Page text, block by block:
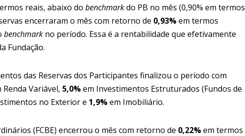
reais, abaixo do benchmarkdo PB no mês (0,90% em termos
encerraram o mês com retorno de 0,93%em termos
benchmark no período. Essa é a rentabilidade que efetivamente
Fundação.
das Reservas dos Participantes finalizou o período com
Renda Variável, 5,0%em Investimentos Estruturados (Fundos de
no Exterior e 1,9%em Imobiliário.
(FCBE) encerrou o mês com retorno de 0,22%em termos